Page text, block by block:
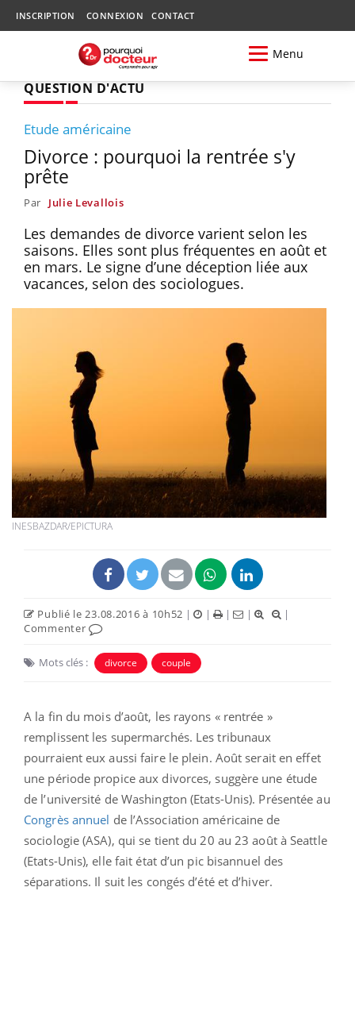
INSCRIPTION CONNEXION CONTACT
Menu
QUESTION D'ACTU
Etude américaine
Divorce : pourquoi la rentrée s'y
prête
Par Julie Levallois
Les demandes de divorce varient selon les
saisons. Elles sont plus fréquentes en août et
en mars. Le signe d’une déception liée aux
vacances, selon des sociologues.
INESBAZDAR/EPICTURA
Publié le 23.08.2016 à 10h52 | | | |
|
Commenter
Mots clés : divorce couple
A la fin du mois d’août, les rayons « rentrée »
remplissent les supermarchés. Les tribunaux
pourraient eux aussi faire le plein. Août serait en effet
une période propice aux divorces, suggère une étude
de l’université de Washington (Etats-Unis). Présentée au
Congrès annuel de l’Association américaine de
sociologie (ASA), qui se tient du 20 au 23 août à Seattle
(Etats-Unis), elle fait état d’un pic bisannuel des
séparations. Il suit les congés d’été et d’hiver.